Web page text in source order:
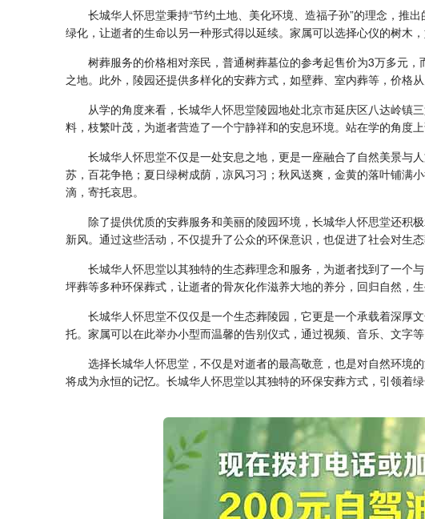
长城华人怀思堂秉持“节约土地、美化环境、造福子孙”的理念，推
绿化，让逝者的生命以另一种形式得以延续。家属可以选择心仪的树木
树葬服务的价格相对亲民，普通树葬墓位的参考起售价为3万多元
之地。此外，陵园还提供多样化的安葬方式，如壁葬、室内葬等，价格
从学的角度来看，长城华人怀思堂陵园地处北京市延庆区八达岭镇
料，枝繁叶茂，为逝者营造了一个宁静祥和的安息环境。站在学的角度
长城华人怀思堂不仅是一处安息之地，更是一座融合了自然美景与
苏，百花争艳；夏日绿树成荫，凉风习习；秋风送爽，金黄的落叶铺满
滴，寄托哀思。
除了提供优质的安葬服务和美丽的陵园环境，长城华人怀思堂还积
新风。通过这些活动，不仅提升了公众的环保意识，也促进了社会对生
长城华人怀思堂以其独特的生态葬理念和服务，为逝者找到了一个
坪葬等多种环保葬式，让逝者的骨灰化作滋养大地的养分，回归自然，
长城华人怀思堂不仅仅是一个生态葬陵园，它更是一个承载着深厚
托。家属可以在此举办小型而温馨的告别仪式，通过视频、音乐、文字
选择长城华人怀思堂 ，不仅是对逝者的最高敬意，也是对自然环境
将成为永恒的记忆。长城华人怀思堂以其独特的环保安葬方式，引领着